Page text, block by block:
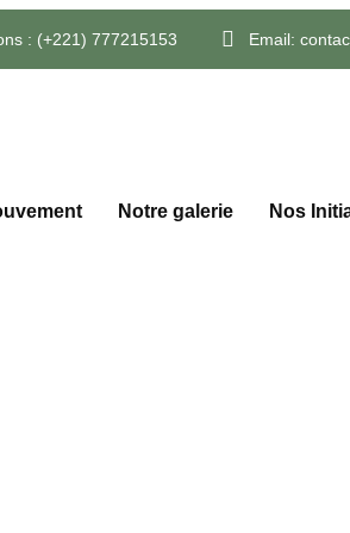
: (+221) 777215153 Email:
Notre galerie Nos